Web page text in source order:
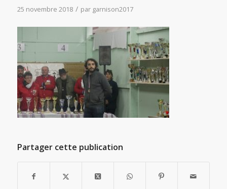
25 novembre 2018 / par garnison2017
Partager cette publication